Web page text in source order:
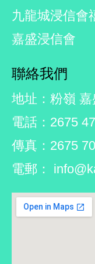
九龍城浸信會
嘉盛浸信會
聯絡我們
地址：粉嶺
電話：2675
傳真：2675
電郵：